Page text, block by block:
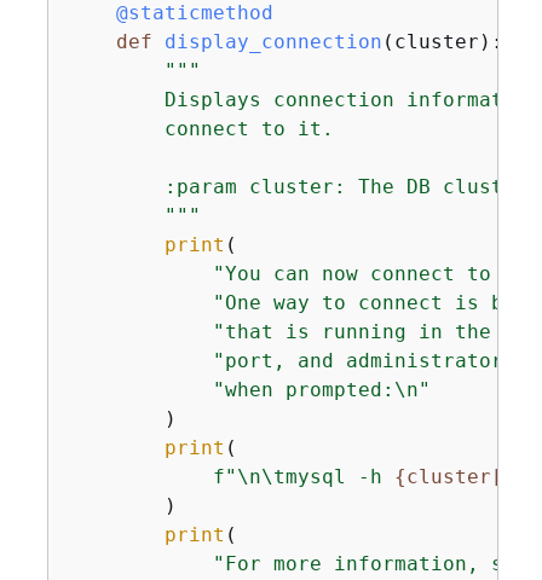
    @staticmethod
def
display_connection ( cluster ):
"""
Displays connection
        connect to it.
:param cluster: The DB cluster
        """
print (
"You can now connect to
"One way to connect is by
"that is running in the
"port, and administrator
"when prompted:\n"
        )
print (
f"\n\tmysql -h {cluster[
        )
print (
"For more information,